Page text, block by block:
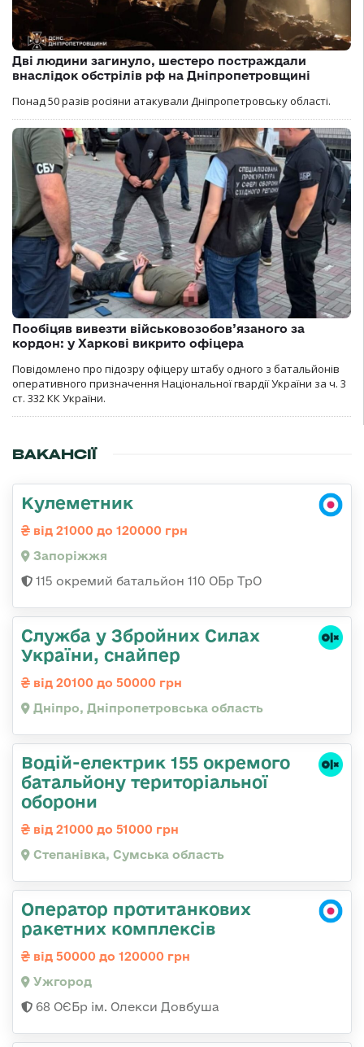
Дві людини загинуло, шестеро постраждали
внаслідок обстрілів рф на Дніпропетровщині
Понад 50 разів росіяни атакували Дніпропетровську області.
Пообіцяв вивезти військовозобов’язаного за
кордон: у Харкові викрито офіцера
Повідомлено про підозру офіцеру штабу одного з батальйонів
оперативного призначення Національної гвардії України за ч. 3
ст. 332 КК України.
ВАКАНСІЇ
Кулеметник
від 21000 до 120000 грн
Запоріжжя
115 окремий батальйон 110 ОБр ТрО
Служба у Збройних Силах
України, снайпер
від 20100 до 50000 грн
Дніпро, Дніпропетровська область
Водій-електрик 155 окремого
батальйону територіальної
оборони
від 21000 до 51000 грн
Степанівка, Сумська область
Оператор протитанкових
ракетних комплексів
від 50000 до 120000 грн
Ужгород
68 ОЄБр ім. Олекси Довбуша